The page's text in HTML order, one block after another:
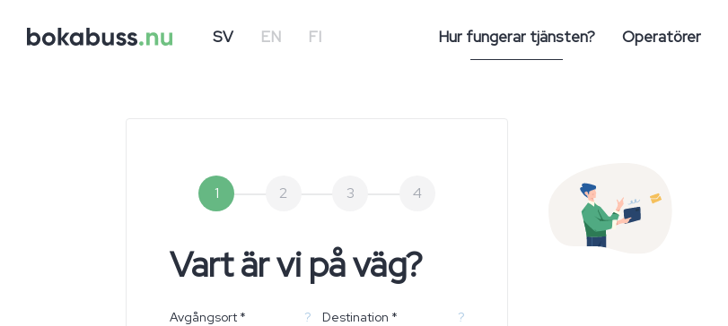
SV EN FI Hur fungerar tjänsten? Operatörer
1 2 3 4
Vart är vi på väg?
Avgångsort * ? Destination * ?